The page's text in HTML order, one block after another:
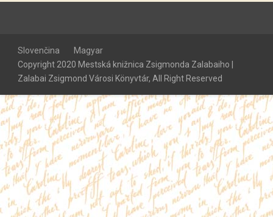
Slovenčina
Magyar
Copyright 2020 Mestská knižnica Zsigmonda Zalabaiho |
Zalabai Zsigmond Városi Könyvtár, All Right Reserved